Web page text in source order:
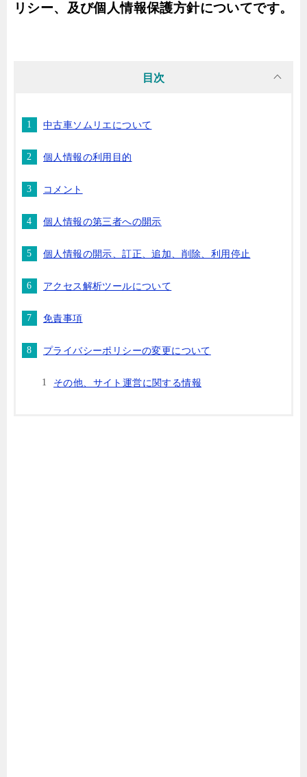
リシー、及び個人情報保護方針についてです。
目次
中古車ソムリエについて
個人情報の利用目的
コメント
個人情報の第三者への開示
個人情報の開示、訂正、追加、削除、利用停止
アクセス解析ツールについて
免責事項
プライバシーポリシーの変更について
その他、サイト運営に関する情報